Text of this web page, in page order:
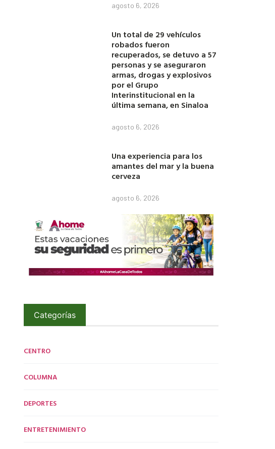
agosto 6, 2026
Un total de 29 vehículos
robados fueron
recuperados, se detuvo a 57
personas y se aseguraron
armas, drogas y explosivos
por el Grupo
Interinstitucional en la
última semana, en Sinaloa
agosto 6, 2026
Una experiencia para los
amantes del mar y la buena
cerveza
agosto 6, 2026
Categorías
CENTRO
COLUMNA
DEPORTES
ENTRETENIMIENTO